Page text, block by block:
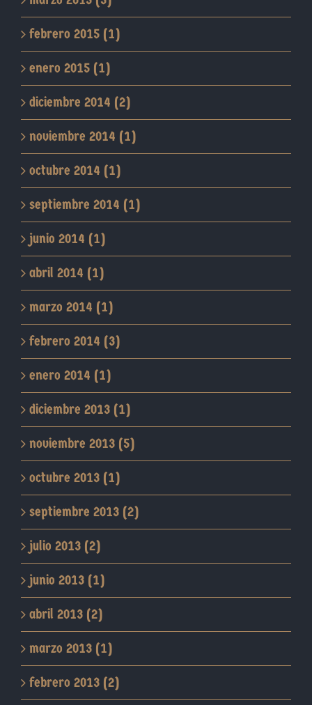
febrero 2015 (1)
enero 2015 (1)
diciembre 2014 (2)
noviembre 2014 (1)
octubre 2014 (1)
septiembre 2014 (1)
junio 2014 (1)
abril 2014 (1)
marzo 2014 (1)
febrero 2014 (3)
enero 2014 (1)
diciembre 2013 (1)
noviembre 2013 (5)
octubre 2013 (1)
septiembre 2013 (2)
julio 2013 (2)
junio 2013 (1)
abril 2013 (2)
marzo 2013 (1)
febrero 2013 (2)